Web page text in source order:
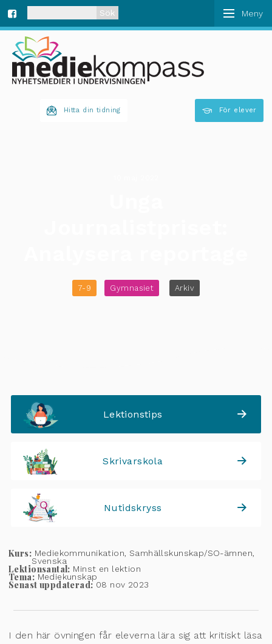
ce
När automatisk komplettering av resultat är
Hitta din tidning För elever
7-9 Gymnasiet Arkiv
Lektionstips
Skrivarskola
Nutidskryss
Kurs: Mediekommunikation, Samhällskunskap/SO-ämnen,
Svenska
Lektionsantal: Minst en lektion
Tema: Mediekunskap
Senast uppdaterad: 08 nov 2023
I den här övningen får eleverna lära sig att kritiskt läsa